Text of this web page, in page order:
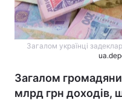
Загалом українці
Загалом
млрд грн доходів,